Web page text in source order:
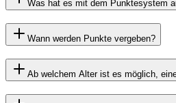
Was hat es mit dem Punktesystem
Wann werden Punkte vergeben?
Ab welchem Alter ist es möglich,